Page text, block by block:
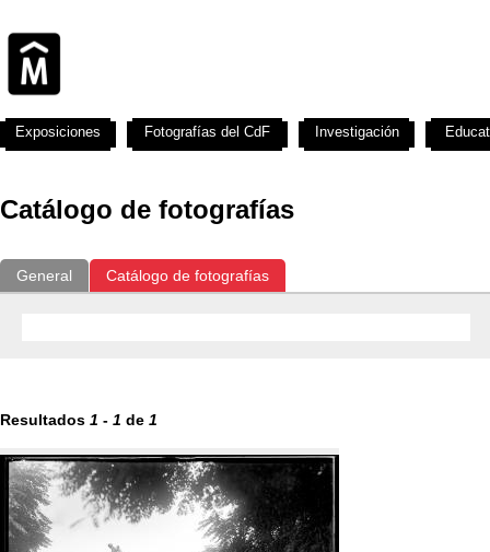
Catálogo de fotografías
General Catálogo de fotografías
Resultados 1 - 1 de 1
Exposiciones Fotografías del CdF Investigación